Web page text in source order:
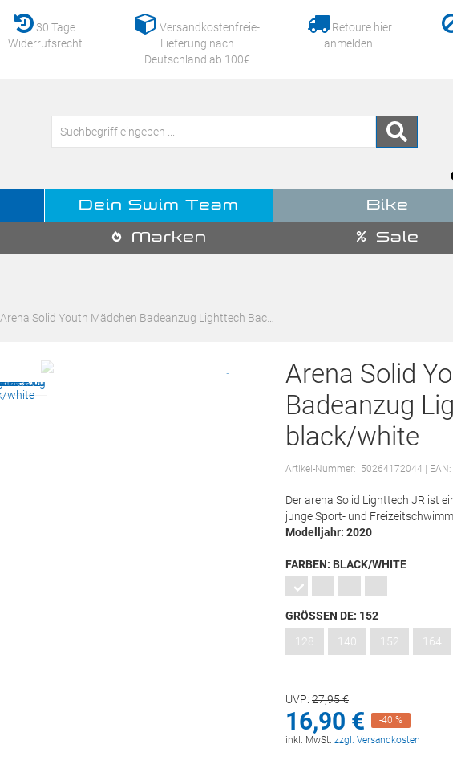
30 Tage
Widerrufsrecht
Versandkostenfreie-
Lieferung nach
Deutschland ab 100€
Retoure hier
anmelden!
Dein Swim Team Bike
Marken Sale
Arena Solid Youth Mädchen Badeanzug Lighttech Bac…
Arena Solid
Badeanzug
black/white
Artikel-Nummer: 50264172044 |
Der arena Solid Lighttech JR ist
junge Sport- und
Modelljahr: 2020
FARBEN: BLACK/WHITE
GRÖSSEN DE: 152
128
140 152 164
UVP: 27,95€
16,90 €
-40 %
inkl. MwSt. zzgl. Versandkosten